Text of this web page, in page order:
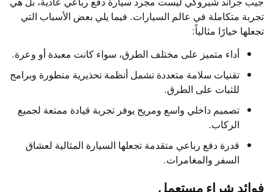
تجربة متكاملة في عالم السيارات. فيما يلي بعض الأسباب التي
تجعلها خيارًا مثالياً:
أداء متميز على مختلف الطرق، سواء كانت معبدة أو وعرة.
تقنيات سلامة متعددة تشمل أنظمة تحذيرية متطورة وبرامج
للثبات على الطرق.
تصميم داخلي واسع ومريح يوفر تجربة قيادة ممتعة لجميع
الركاب.
قدرة دفع رباعي متقدمة تجعلها السيارة المثالية لعشاق
السفر والمغامرات.
فوائد شراء مستعمل